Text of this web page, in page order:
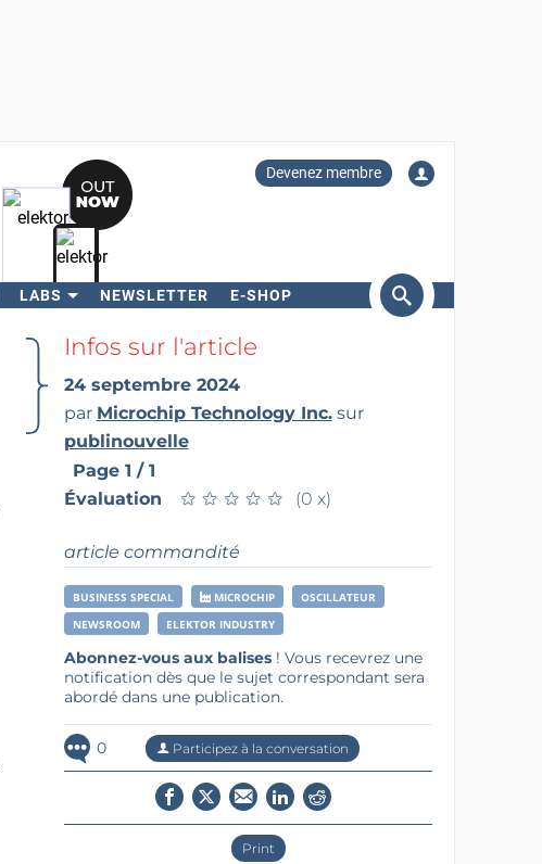
Devenez membre
LABS NEWSLETTER E-SHOP
RechercherInfos sur l'article
24 septembre 2024
par Microchip Technology Inc.sur
publinouvelle
Page 1 / 1
Évaluation
★ ★ ★ ★ ★
★ ★ ★ ★ ★ (0 x)
article commandité
BUSINESS SPECIAL MICROCHIP
OSCILLATEUR
NEWSROOM
ELEKTOR INDUSTRY
Abonnez-vous aux balises! Vous recevrez une
notification dès que le sujet correspondant sera
abordé dans une publication.
0 Participez à la conversation
Print